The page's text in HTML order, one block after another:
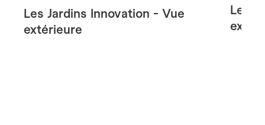
Les Jardins Innovation - Vue
extérieure
Les